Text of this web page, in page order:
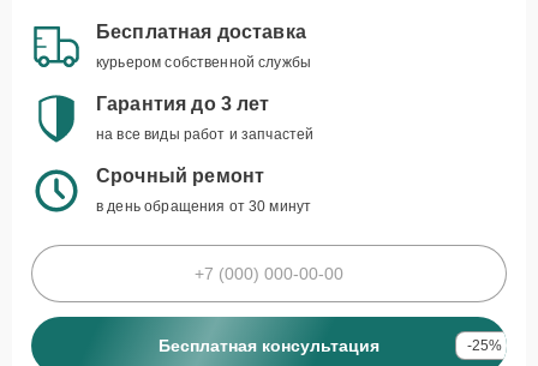
Бесплатная доставка
курьером собственной службы
Гарантия до 3 лет
на все виды работ и запчастей
Срочный ремонт
в день обращения от 30 минут
Бесплатная консультация -25%